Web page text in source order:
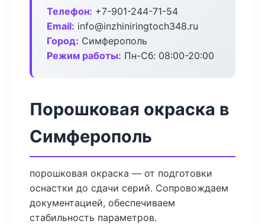
Телефон: +7-901-244-71-54
Email: info@inzhiniringtoch348.ru
Город: Симферополь
Режим работы: Пн-Сб: 08:00-20:00
Порошковая окраска в
Симферополь
порошковая окраска — от подготовки
оснастки до сдачи серий. Сопровождаем
документацией, обеспечиваем
стабильность параметров.